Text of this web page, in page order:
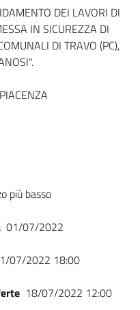
DEI LAVORI DI
IN SICUREZZA DI
DI TRAVO (PC),
più basso
01/07/2022
07/2022 18:00
18/07/2022 12:00